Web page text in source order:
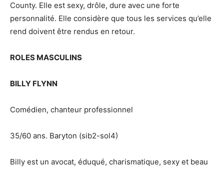
County. Elle est sexy, drôle, dure avec une forte
personnalité. Elle considère que tous les services qu’elle
rend doivent être rendus en retour.
ROLES MASCULINS
BILLY FLYNN
Comédien, chanteur professionnel
35/60 ans. Baryton (sib2-sol4)
Billy est un avocat, éduqué, charismatique, sexy et beau